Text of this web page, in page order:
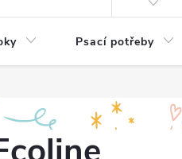
Psací potřeby